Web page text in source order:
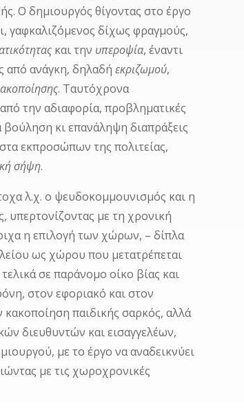
Ο δημιουργός θίγοντας στο έργο
γαφκαλιζόμενος δίχως φραγμούς,
και την υπεροψία, έναντι
από ανάγκη, δηλαδήεκριζωμού,
. Ταυτόχρονα
την αδιαφορία, προβληματικές
βούληση κι επανάληψη διαπράξεις
εκπροσώπων της πολιτείας,
σήψη.
λ.χ. ο ψευδοκομμουνισμός και η
με τη χρονική
η επιλογή των χώρων, – δίπλα
ως χώρου που μετατρέπεται
σε παράνομο οίκο βίας και
στον εφοριακό και στον
παιδικής σαρκός, αλλά
διευθυντών και εισαγγελέων,
με το έργο να αναδεικνύει
με τις χωροχρονικές